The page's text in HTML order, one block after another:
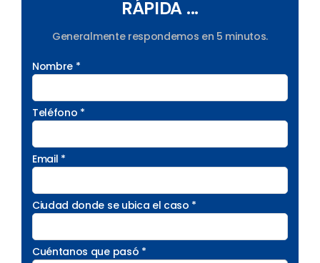
RÁPIDA ...
Generalmente respondemos en 5 minutos.
Nombre *
Teléfono *
Email *
Ciudad donde se ubica el caso *
Cuéntanos que pasó *